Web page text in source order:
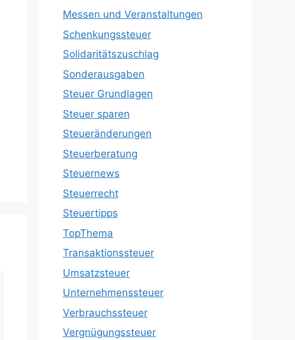
Messen und Veranstaltungen
Schenkungssteuer
Solidaritätszuschlag
Sonderausgaben
Steuer Grundlagen
Steuer sparen
Steueränderungen
Steuerberatung
Steuernews
Steuerrecht
Steuertipps
TopThema
Transaktionssteuer
Umsatzsteuer
Unternehmenssteuer
Verbrauchssteuer
Vergnügungssteuer